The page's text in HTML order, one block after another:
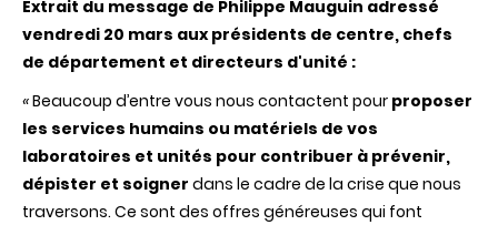
Extrait du message de Philippe Mauguin adressé
vendredi 20 mars aux présidents de centre, chefs
de département et directeurs d'unité :
«Beaucoup d’entre vous nous contactent pour proposer
les services humains ou matériels de vos
laboratoires et unités pour contribuer à prévenir,
dépister et soigner dans le cadre de la crise que nous
traversons. Ce sont des offres généreuses qui font